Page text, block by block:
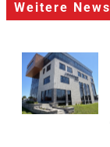
Weitere News